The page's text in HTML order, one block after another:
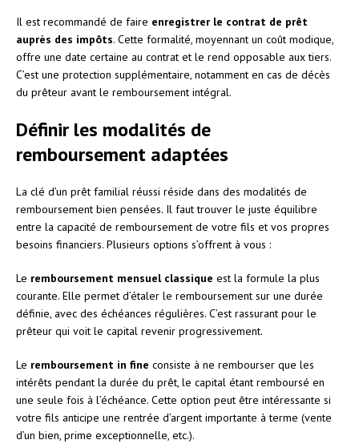
Il est recommandé de faire enregistrer le contrat de prêt
auprès des impôts. Cette formalité, moyennant un coût modique,
offre une date certaine au contrat et le rend opposable aux tiers.
C’est une protection supplémentaire, notamment en cas de décès
du prêteur avant le remboursement intégral.
Définir les modalités de
remboursement adaptées
La clé d’un prêt familial réussi réside dans des modalités de
remboursement bien pensées. Il faut trouver le juste équilibre
entre la capacité de remboursement de votre fils et vos propres
besoins financiers. Plusieurs options s’offrent à vous :
Le remboursement mensuel classique est la formule la plus
courante. Elle permet d’étaler le remboursement sur une durée
définie, avec des échéances régulières. C’est rassurant pour le
prêteur qui voit le capital revenir progressivement.
Le remboursement in fine consiste à ne rembourser que les
intérêts pendant la durée du prêt, le capital étant remboursé en
une seule fois à l’échéance. Cette option peut être intéressante si
votre fils anticipe une rentrée d’argent importante à terme (vente
d’un bien, prime exceptionnelle, etc.).